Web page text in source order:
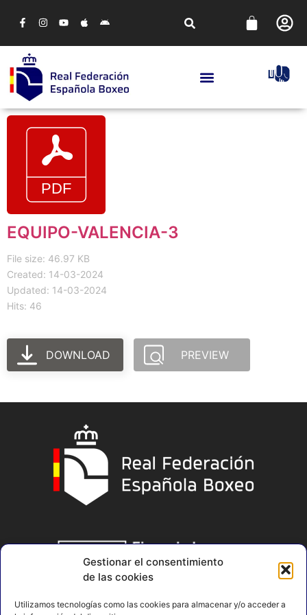
Gestionar el consentimiento
de las cookies
Utilizamos tecnologías como las cookies para almacenar y/o acceder a
EQUIPO-VALENCIA-3
File size: 46.97 KB
Created: 14-03-2024
Updated: 14-03-2024
Hits: 46
DOWNLOAD PREVIEW